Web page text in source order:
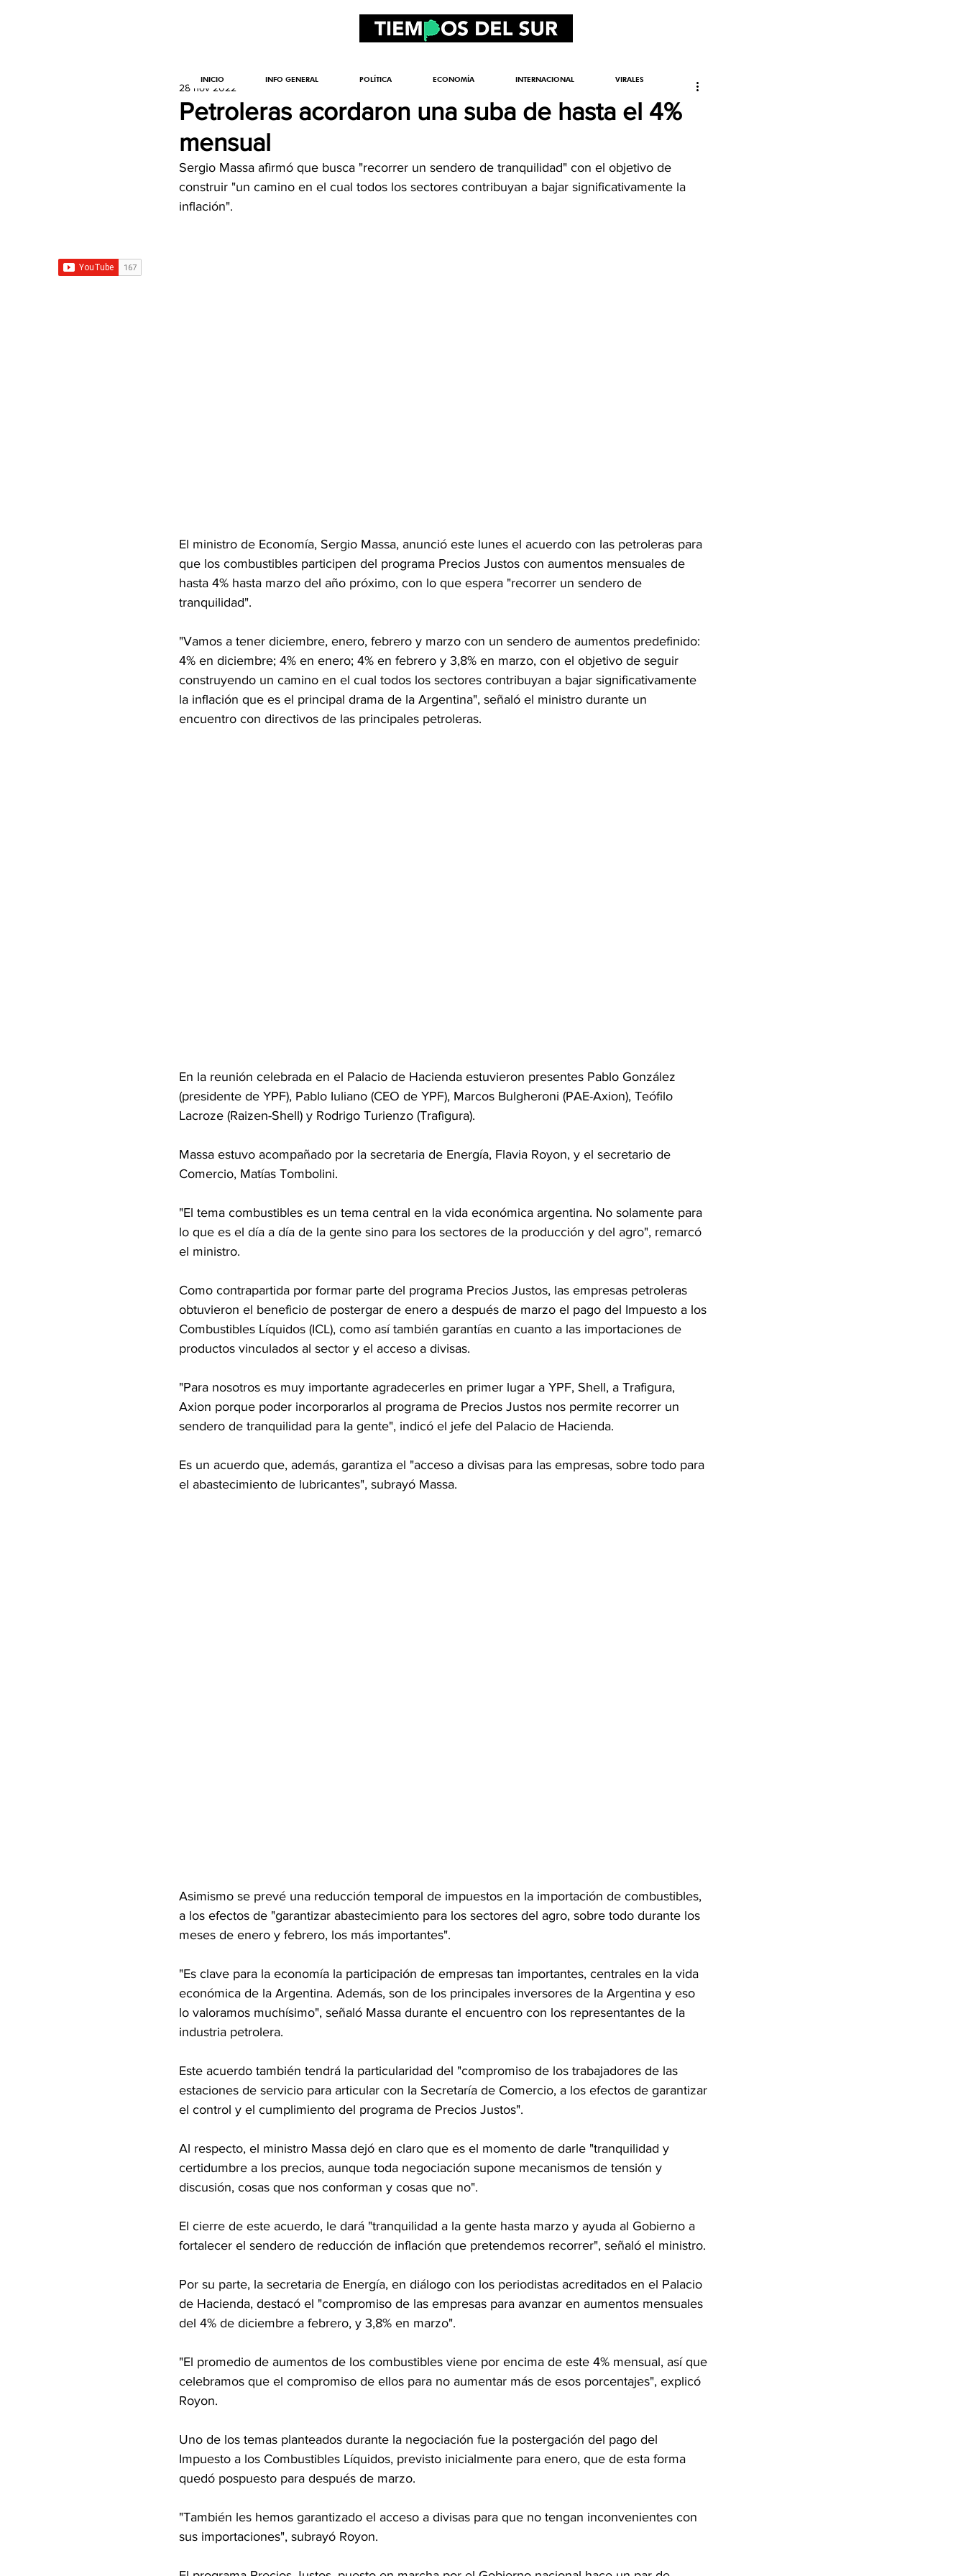
Petroleras acordaron una suba de hasta el 4%
mensual
28 nov 2022
Sergio Massa afirmó que busca "recorrer un sendero de tranquilidad" con el objetivo de
construir "un camino en el cual todos los sectores contribuyan a bajar significativamente la
inflación".
El ministro de Economía, Sergio Massa, anunció este lunes el acuerdo con las petroleras para
que los combustibles participen del programa Precios Justos con aumentos mensuales de
hasta 4% hasta marzo del año próximo, con lo que espera "recorrer un sendero de
tranquilidad".
"Vamos a tener diciembre, enero, febrero y marzo con un sendero de aumentos predefinido:
4% en diciembre; 4% en enero; 4% en febrero y 3,8% en marzo, con el objetivo de seguir
construyendo un camino en el cual todos los sectores contribuyan a bajar significativamente
la inflación que es el principal drama de la Argentina", señaló el ministro durante un
encuentro con directivos de las principales petroleras.
En la reunión celebrada en el Palacio de Hacienda estuvieron presentes Pablo González
(presidente de YPF), Pablo Iuliano (CEO de YPF), Marcos Bulgheroni (PAE-Axion), Teófilo
Lacroze (Raizen-Shell) y Rodrigo Turienzo (Trafigura).
Massa estuvo acompañado por la secretaria de Energía, Flavia Royon, y el secretario de
Comercio, Matías Tombolini.
"El tema combustibles es un tema central en la vida económica argentina. No solamente para
lo que es el día a día de la gente sino para los sectores de la producción y del agro", remarcó
el ministro.
Como contrapartida por formar parte del programa Precios Justos, las empresas petroleras
obtuvieron el beneficio de postergar de enero a después de marzo el pago del Impuesto a los
Combustibles Líquidos (ICL), como así también garantías en cuanto a las importaciones de
productos vinculados al sector y el acceso a divisas.
"Para nosotros es muy importante agradecerles en primer lugar a YPF, Shell, a Trafigura,
Axion porque poder incorporarlos al programa de Precios Justos nos permite recorrer un
sendero de tranquilidad para la gente", indicó el jefe del Palacio de Hacienda.
Es un acuerdo que, además, garantiza el "acceso a divisas para las empresas, sobre todo para
el abastecimiento de lubricantes", subrayó Massa.
Asimismo se prevé una reducción temporal de impuestos en la importación de combustibles,
a los efectos de "garantizar abastecimiento para los sectores del agro, sobre todo durante los
meses de enero y febrero, los más importantes".
"Es clave para la economía la participación de empresas tan importantes, centrales en la vida
económica de la Argentina. Además, son de los principales inversores de la Argentina y eso
lo valoramos muchísimo", señaló Massa durante el encuentro con los representantes de la
industria petrolera.
Este acuerdo también tendrá la particularidad del "compromiso de los trabajadores de las
estaciones de servicio para articular con la Secretaría de Comercio, a los efectos de garantizar
el control y el cumplimiento del programa de Precios Justos".
Al respecto, el ministro Massa dejó en claro que es el momento de darle "tranquilidad y
certidumbre a los precios, aunque toda negociación supone mecanismos de tensión y
discusión, cosas que nos conforman y cosas que no".
El cierre de este acuerdo, le dará "tranquilidad a la gente hasta marzo y ayuda al Gobierno a
fortalecer el sendero de reducción de inflación que pretendemos recorrer", señaló el ministro.
Por su parte, la secretaria de Energía, en diálogo con los periodistas acreditados en el Palacio
de Hacienda, destacó el "compromiso de las empresas para avanzar en aumentos mensuales
del 4% de diciembre a febrero, y 3,8% en marzo".
"El promedio de aumentos de los combustibles viene por encima de este 4% mensual, así que
celebramos que el compromiso de ellos para no aumentar más de esos porcentajes", explicó
Royon.
Uno de los temas planteados durante la negociación fue la postergación del pago del
Impuesto a los Combustibles Líquidos, previsto inicialmente para enero, que de esta forma
quedó pospuesto para después de marzo.
"También les hemos garantizado el acceso a divisas para que no tengan inconvenientes con
sus importaciones", subrayó Royon.
INICIO INFO GENERAL POLÍTICA ECONOMÍA INTERNACIONAL VIRALES